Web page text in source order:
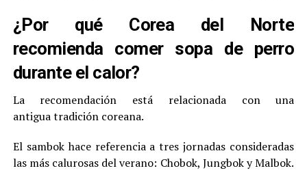
¿Por qué Corea del Norte
recomienda comer sopa de perro
durante el calor?
La recomendación está relacionada con una
antigua tradición coreana.
El sambok hace referencia a tres jornadas consideradas
las más calurosas del verano: Chobok, Jungbok y Malbok.